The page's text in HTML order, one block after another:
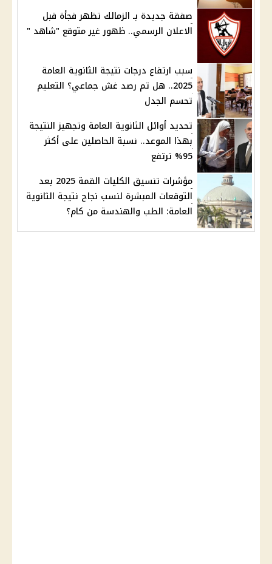
صفقة جديدة بـ الزمالك تظهر فجأة قبل
الاعلان الرسمي.. ظهور غير متوقع "شاهد "
سبب ارتفاع درجات نتيجة الثانوية العامة
2025.. هل تم رصد غش جماعي؟ التعليم
تحسم الجدل
تحديد أوائل الثانوية العامة وتجهيز النتيجة
بهذا الموعد.. نسبة الحاصلين على أكثر
95% ترتفع
مؤشرات تنسيق الكليات القمة 2025 بعد
التوقعات المبشرة لنسب نجاح نتيجة الثانوية
العامة: الطب والهندسة من كام؟